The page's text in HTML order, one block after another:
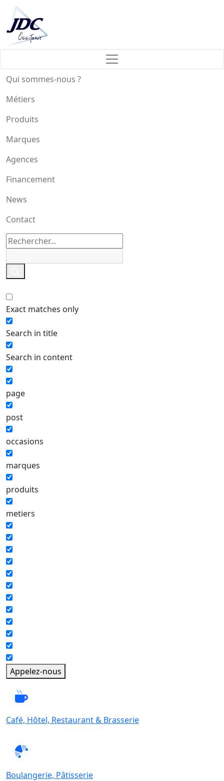
Qui sommes-nous ?
Métiers
Produits
Marques
Agences
Financement
News
Contact
Exact matches only
Search in title
Search in content
page
post
occasions
marques
produits
metiers
Appelez-nous
Café, Hôtel, Restaurant & Brasserie
Boulangerie, Pâtisserie